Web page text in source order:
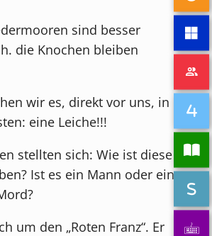
sind besser
die Knochen bleiben
wir es, direkt vor uns, in
eine Leiche!!!
stellten sich: Wie ist diese
Ist es ein Mann oder eine
um den „Roten Franz“. Er